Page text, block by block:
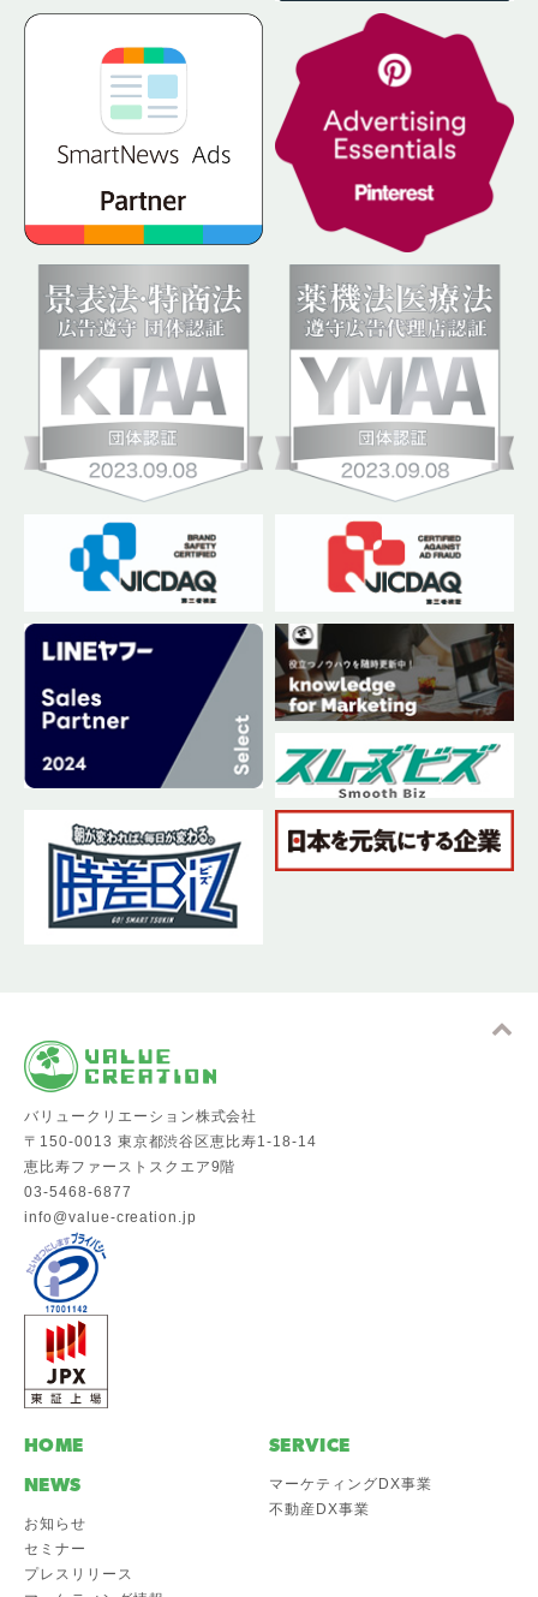
バリュークリエーション株式会社
〒150-0013 東京都渋谷区恵比寿1-18-14
恵比寿ファーストスクエア9階
03-5468-6877
info@value-creation.jp
HOME
NEWS
お知らせ
セミナー
プレスリリース
SERVICE
マーケティングDX事業
不動産DX事業